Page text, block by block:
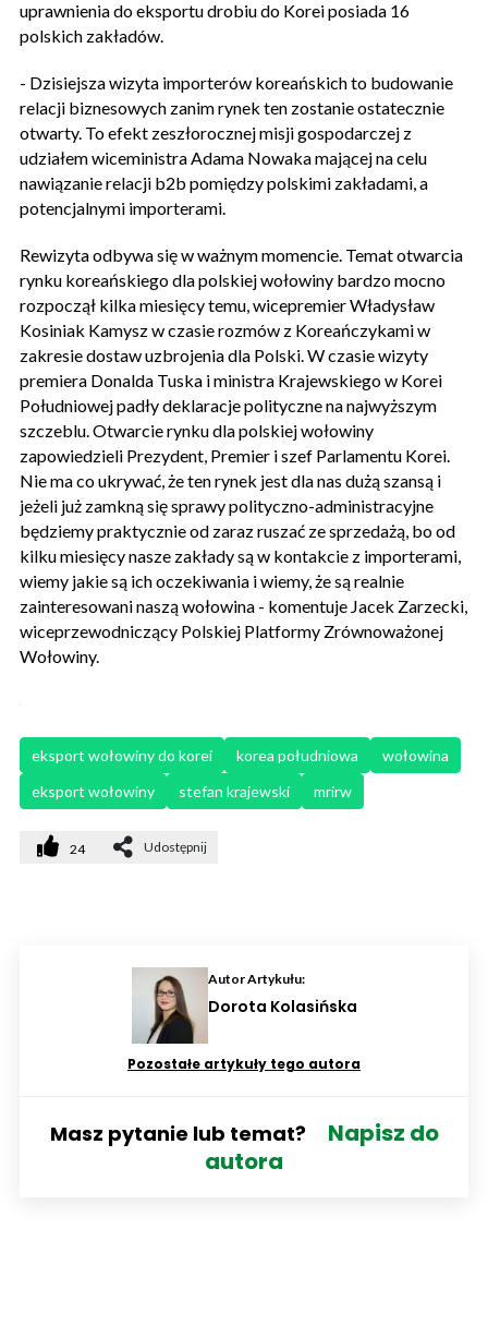
uprawnienia do eksportu drobiu do Korei posiada 16
polskich zakładów.
- Dzisiejsza wizyta importerów koreańskich to budowanie
relacji biznesowych zanim rynek ten zostanie ostatecznie
otwarty. To efekt zeszłorocznej misji gospodarczej z
udziałem wiceministra Adama Nowaka mającej na celu
nawiązanie relacji b2b pomiędzy polskimi zakładami, a
potencjalnymi importerami.
Rewizyta odbywa się w ważnym momencie. Temat otwarcia
rynku koreańskiego dla polskiej wołowiny bardzo mocno
rozpoczął kilka miesięcy temu, wicepremier Władysław
Kosiniak Kamysz w czasie rozmów z Koreańczykami w
zakresie dostaw uzbrojenia dla Polski. W czasie wizyty
premiera Donalda Tuska i ministra Krajewskiego w Korei
Południowej padły deklaracje polityczne na najwyższym
szczeblu. Otwarcie rynku dla polskiej wołowiny
zapowiedzieli Prezydent, Premier i szef Parlamentu Korei.
Nie ma co ukrywać, że ten rynek jest dla nas dużą szansą i
jeżeli już zamkną się sprawy polityczno-administracyjne
będziemy praktycznie od zaraz ruszać ze sprzedażą, bo od
kilku miesięcy nasze zakłady są w kontakcie z importerami,
wiemy jakie są ich oczekiwania i wiemy, że są realnie
zainteresowani naszą wołowina - komentuje Jacek Zarzecki,
wiceprzewodniczący Polskiej Platformy Zrównoważonej
Wołowiny.
eksport wołowiny do korei korea południowa
wołowina
eksport wołowiny
stefan krajewski mrirw
24 Udostępnij
Autor Artykułu:
Dorota Kolasińska
Pozostałe artykuły tego autora
Masz pytanie lub temat?
Napisz do
autora